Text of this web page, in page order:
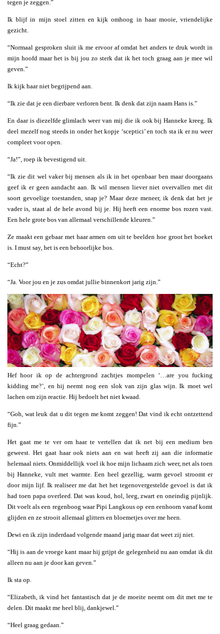
tegen je zeggen.”
Ik blijf in mijn stoel zitten en kijk omhoog in haar mooie, vriendelijke
gezicht.
“Normaal gesproken sluit ik me ervoor af omdat het anders te druk wordt in
mijn hoofd maar het is bij jou zo sterk dat ik het toch graag aan je mee wil
geven.”
Ik kijk haar niet begrijpend aan.
“Ik zie dat je een dierbare verloren bent. Ik denk dat zijn naam Hans is.”
En daar is diezelfde glimlach weer van mij die ik ook bij Hanneke kreeg. Ik
deel mezelf nog steeds in onder het kopje ‘sceptici’ en toch sta ik er nu weer
compleet voor open.
“Ja!”, roep ik bevestigend uit.
“Ik zie dit wel vaker bij mensen als ik in het openbaar ben maar doorgaans
geef ik er geen aandacht aan. Ik wil mensen liever niet overvallen met dit
soort gevoelige toestanden, snap je? Maar deze meneer, ik denk dat het je
vader is, staat al de hele avond bij je. Hij heeft een enorme bos rozen vast.
Een hele grote bos van allemaal verschillende kleuren.”
Ze maakt een gebaar met haar armen om uit te beelden hoe groot het boeket
is. I must say, het is een behoorlijke bos.
“Echt?”
“Ja. Voor jou en je zus omdat jullie binnenkort jarig zijn.”
Hef hoor ik op de achtergrond zachtjes mompelen ‘…are you fucking
kidding me?’, en hij neemt nog een slok van zijn glas wijn. Ik moet wel
lachen om zijn reactie. Hij bedoelt het niet kwaad.
“Goh, wat leuk dat u dit tegen me komt zeggen! Dat vind ik echt ontzettend
fijn.”
Het gaat me te ver om haar te vertellen dat ik net bij een medium ben
geweest. Het gaat haar ook niets aan en wat heeft zij aan die informatie
helemaal niets. Onmiddellijk voel ik hoe mijn lichaam zich weer, net als toen
bij Hanneke, vult met warmte. Een heel gezellig, warm gevoel stroomt er
door mijn lijf. Ik realiseer me dat het het tegenovergestelde gevoel is dat ik
had toen papa overleed. Dat was koud, hol, leeg, zwart en oneindig pijnlijk.
Dit voelt als een regenboog waar Pipi Langkous op een eenhoorn vanaf komt
glijden en ze strooit allemaal glitters en bloemetjes over me heen.
Dewi en ik zijn inderdaad volgende maand jarig maar dat weet zij niet.
“Hij is aan de vroege kant maar hij grijpt de gelegenheid nu aan omdat ik dit
alleen nu aan je door kan geven.”
Ik sta op.
“Elizabeth, ik vind het fantastisch dat je de moeite neemt om dit met me te
delen. Dit maakt me heel blij, dankjewel.”
“Heel graag gedaan.”